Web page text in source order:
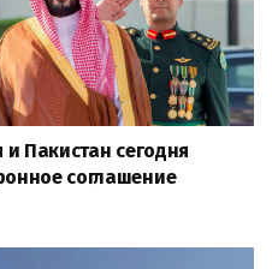
Пакистан сегодня
соглашение